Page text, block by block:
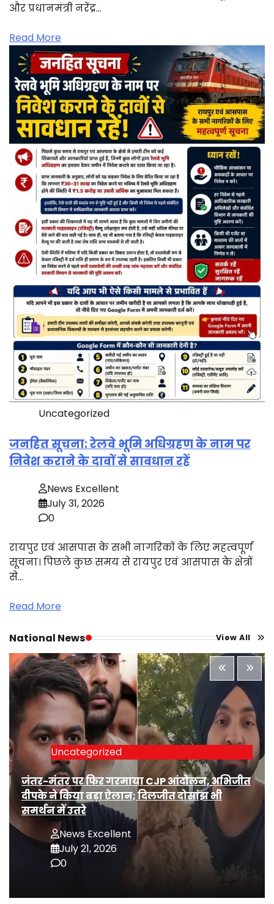
और प्रधानमंत्री नरेंद्र…
Read More
Uncategorized
जनहित सूचना: रेलवे भूमि अधिग्रहण के नाम पर
निवेश कराने के दावों से सावधान रहें
News Excellent
July 31, 2026
0
रायपुर एवं आसपास के सभी नागरिकों के लिए महत्वपूर्ण
सूचना। पिछले कुछ समय से रायपुर एवं आसपास के क्षेत्रों
से…
Read More
National News View All
Uncategorized
जंतर-मंतर पर फिर गरमाया CJP आंदोलन, अभिजीत
दीपके ने किया बड़ा ऐलान; दिलजीत दोसांझ भी
समर्थन में उतरे
News Excellent
July 21, 2026
0